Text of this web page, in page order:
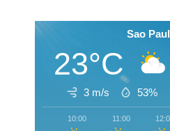
Sao
23°C
3 m/s 53%
10:00 11:00